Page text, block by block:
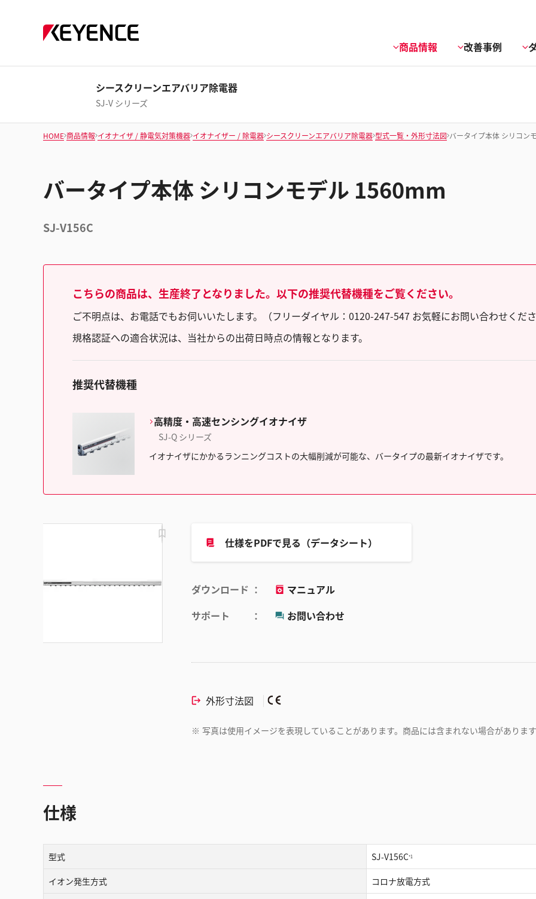
商品情報 改善事例
シースクリーンエアバリア除電器
SJ-V シリーズ
HOME 商品情報 イオナイザ / 静電気対策機器 イオナイザー / 除電器 シースクリーンエアバリア除電器 型式一覧・外形寸法図 バータイプ本体 シリコン
バータイプ本体 シリコンモデル 1560mm
SJ-V156C
こちらの商品は、生産終了となりました。以下の推奨代替機種をご覧ください。
ご不明点は、お電話でもお伺いいたします。（フリーダイヤル：0120-247-547 お気軽にお問い合わせくだ
規格認証への適合状況は、当社からの出荷日時点の情報となります。
推奨代替機種
高精度・高速センシングイオナイザ
SJ-Q シリーズ
イオナイザにかかるランニングコストの大幅削減が可能な、バータイプの最新イオナイザです。
仕様をPDFで見る（データシート）
ダウンロード
マニュアル
サポート
お問い合わせ
外形寸法図
※ 写真は使用イメージを表現していることがあります。商品には含まれない場合がありま
仕様
型式 SJ-V156C*1
イオン発生方式 コロナ放電方式